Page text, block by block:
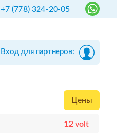
+7 (778) 324-20-05
Вход для партнеров:
Цены
12 volt